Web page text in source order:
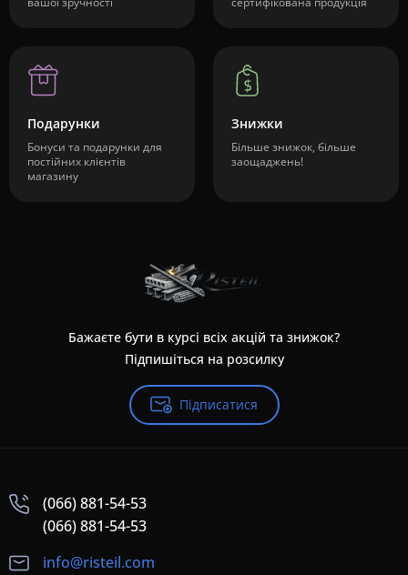
Подарунки
Бонуси та подарунки для
постійних клієнтів
магазину
Знижки
Більше знижок, більше
заощаджень!
Бажаєте бути в курсі всіх акцій та знижок?
Підпишіться на розсилку
Підписатися
(066) 881-54-53
(066) 881-54-53
info@risteil.com